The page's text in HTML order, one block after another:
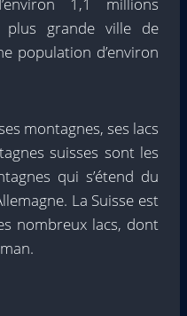
plus grande ville de
population d’environ
montagnes, ses lacs
suisses sont les
qui s’étend du
La Suisse est
nombreux lacs, dont